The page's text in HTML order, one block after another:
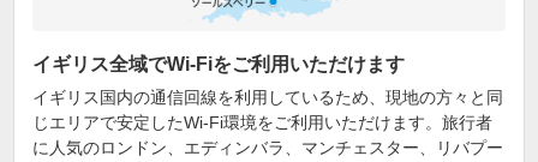
イギリス全域でWi-Fiをご利用いただけます
イギリス国内の通信回線を利用しているため、現地の方々と同
じエリアで安定したWi-Fi環境をご利用いただけます。旅行者
に人気のロンドン、エディンバラ、マンチェスター、リバプー